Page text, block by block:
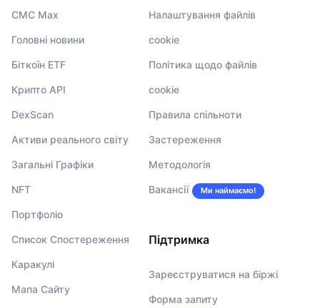
CMC Max
Головні новини
Біткоїн ETF
Крипто API
DexScan
Активи реального світу
Загальні Графіки
NFT
Портфоліо
Список Спостереження
Каракулі
Мапа Сайту
Налаштування файлів
cookie
Політика щодо файлів
cookie
Правила спільноти
Застереження
Методологія
Вакансії Ми наймаємо!
Підтримка
Зареєструватися на біржі
Форма запиту